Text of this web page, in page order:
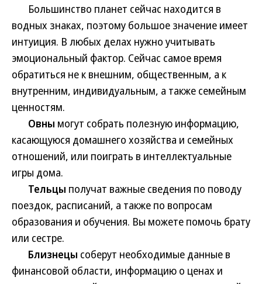
Большинство планет сейчас находится в
водных знаках, поэтому большое значение имеет
интуиция. В любых делах нужно учитывать
эмоциональный фактор. Сейчас самое время
обратиться не к внешним, общественным, а к
внутренним, индивидуальным, а также семейным
ценностям.
Овны могут собрать полезную информацию,
касающуюся домашнего хозяйства и семейных
отношений, или поиграть в интеллектуальные
игры дома.
Тельцы получат важные сведения по поводу
поездок, расписаний, а также по вопросам
образования и обучения. Вы можете помочь брату
или сестре.
Близнецы соберут необходимые данные в
финансовой области, информацию о ценах и